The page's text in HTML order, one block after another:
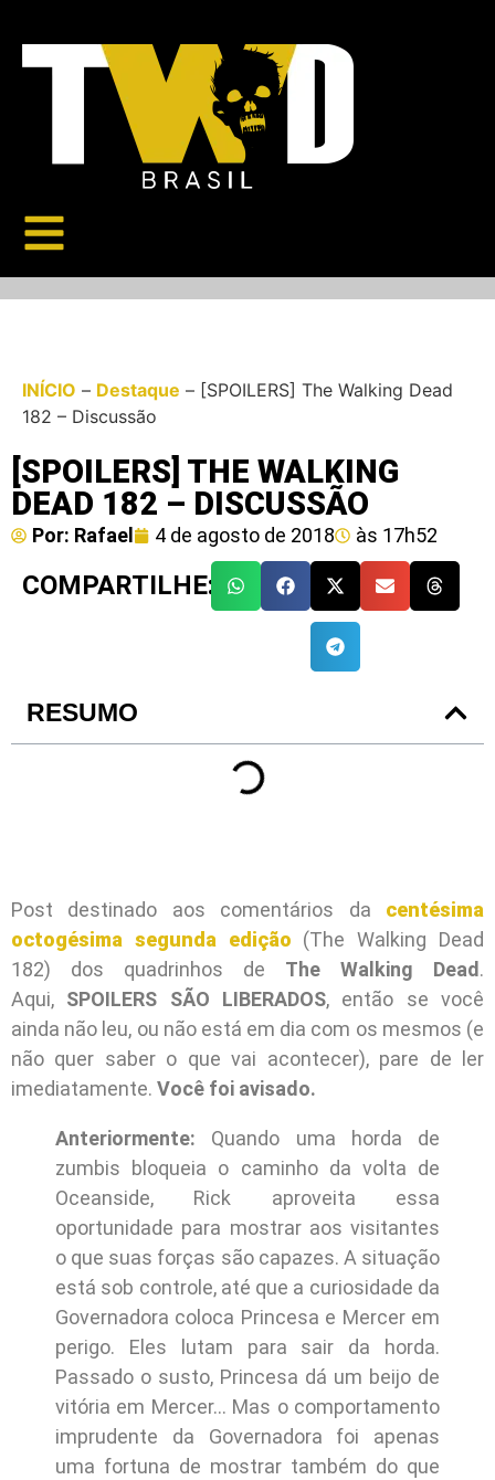
INÍCIO – Destaque – [SPOILERS] The Walking Dead
182 – Discussão
[SPOILERS] THE WALKING
DEAD 182 – DISCUSSÃO
Por: Rafael 4 de agosto de 2018 às 17h52
COMPARTILHE:
RESUMO
Post destinado aos comentários da centésima
octogésima segunda edição (The Walking Dead
182) dos quadrinhos de The Walking Dead.
Aqui, SPOILERS SÃO LIBERADOS, então se você
ainda não leu, ou não está em dia com os mesmos (e
não quer saber o que vai acontecer), pare de ler
imediatamente. Você foi avisado.
Anteriormente: Quando uma horda de
zumbis bloqueia o caminho da volta de
Oceanside, Rick aproveita essa
oportunidade para mostrar aos visitantes
o que suas forças são capazes. A situação
está sob controle, até que a curiosidade da
Governadora coloca Princesa e Mercer em
perigo. Eles lutam para sair da horda.
Passado o susto, Princesa dá um beijo de
vitória em Mercer… Mas o comportamento
imprudente da Governadora foi apenas
uma fortuna de mostrar também do que